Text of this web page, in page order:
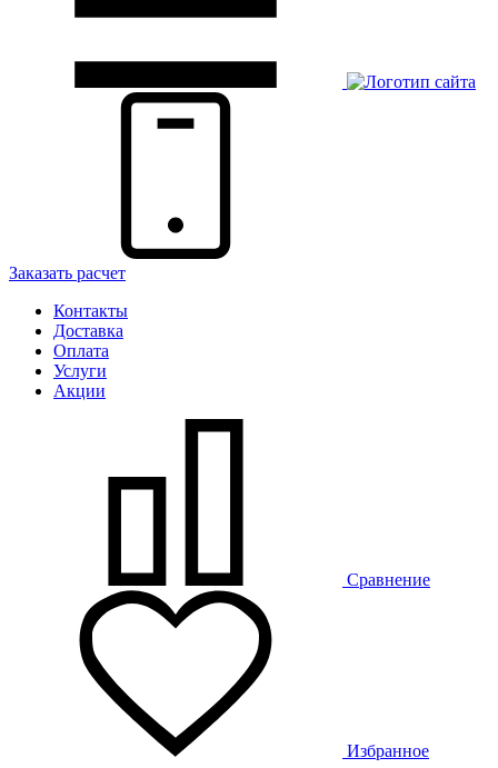
Заказать расчет
Контакты
Доставка
Оплата
Услуги
Акции
Сравнение
Избранное